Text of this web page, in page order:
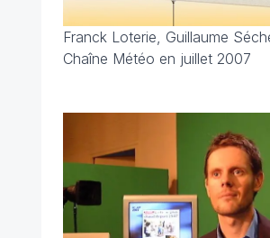
Franck Loterie, Guillaume
Chaîne Météo en juillet 2007